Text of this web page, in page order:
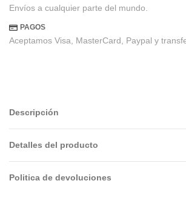
Envíos a cualquier parte del mundo.
PAGOS
Aceptamos Visa, MasterCard, Paypal y
Descripción
Detalles del producto
Politica de devoluciones